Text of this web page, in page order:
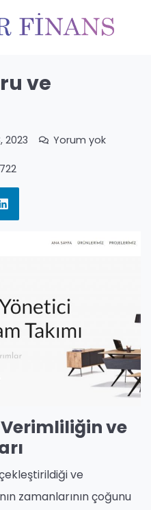
ve
2023 Yorum yok
722
ve
ve
zamanlarının çoğunu